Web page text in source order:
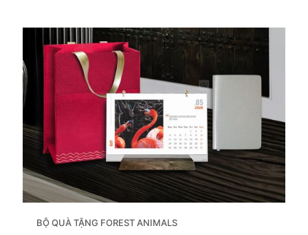
BỘ QUÀ TẶNG FOREST ANIMALS